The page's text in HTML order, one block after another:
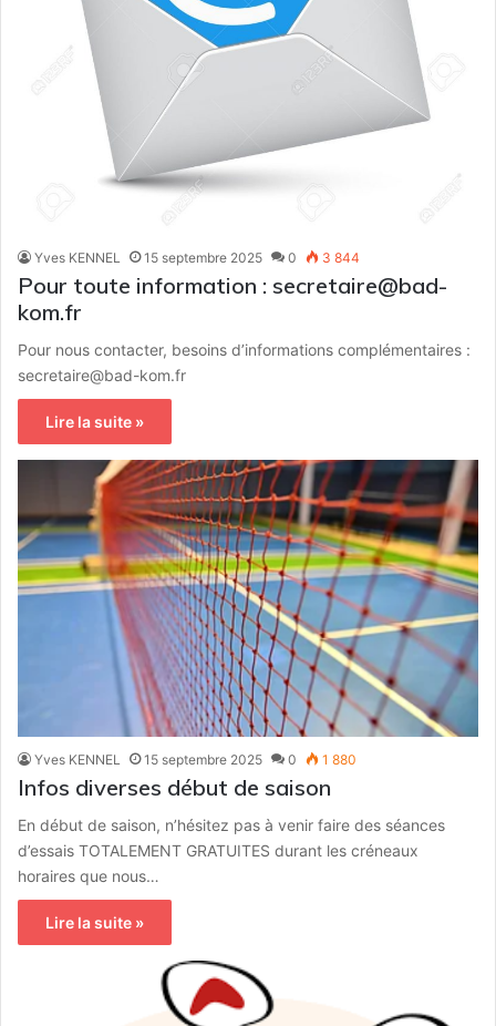
Yves KENNEL 15 septembre 2025 0 3 844
Pour toute information : secretaire@bad-
kom.fr
Pour nous contacter, besoins d’informations complémentaires :
secretaire@bad-kom.fr
Lire la suite »
Yves KENNEL 15 septembre 2025 0 1 880
Infos diverses début de saison
En début de saison, n’hésitez pas à venir faire des séances
d’essais TOTALEMENT GRATUITES durant les créneaux
horaires que nous…
Lire la suite »